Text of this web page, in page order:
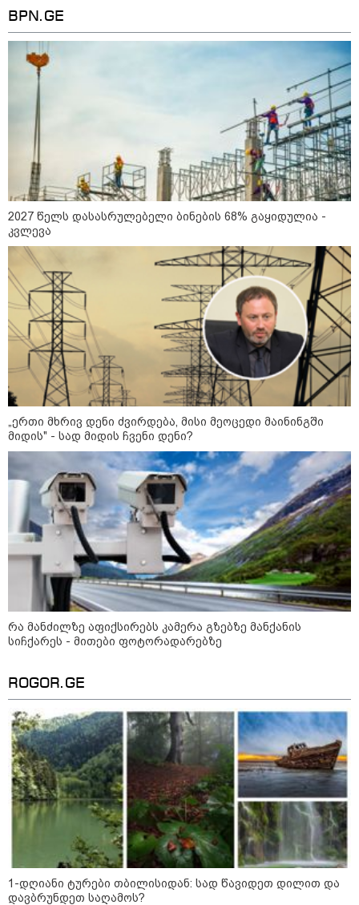
14:23 / 05-08-2026
ევროპელმა და რუსმა ყოფილმა
მაღალჩინოსნებმა უკრაინაში ომთან
დაკავშირებით მოლაპარაკებები
გამართეს - რა არის ცნობილი
შეხვედრაზე
09:55 / 05-08-2026
მორიგი თავდასხმა Wildberries-
ის საწყობზე - დრონებით
თავდასხმის შემდეგ, ტულას
ოლქში მდებარე საწყობში
ხანძარია
09:12 / 05-08-2026
14 გარდაცვლილი, 22
დაშავებული, მასშტაბური
ხანძარი - რუსეთმა კიევზე
იერიში ბალისტიკური
რაკეტებით მიიტანა
14:13 / 04-08-2026
მორიგი თავდასხმა რუსეთში,
ნავთობგადამამუშავებელ
ქარხანაზე - რა დეტალებია
ცნობილი
09:20 / 04-08-2026
შვიდი გარდაცვლილი და 40
დაშავებული - რუსეთში
აცხადებენ, რომ უკრაინული
კატეგორიის ყველა სიახლე
მასწავლებელ გიგა ავალიანის
საქმეზე დაკავებული ნია იმნაძე
კლინიკაში გადაჰყავთ
BPN.GE
2027 წელს დასასრულებელი ბინების 68% გაყიდულია -
კვლევა
„ერთი მხრივ დენი ძვირდება, მისი მეოცედი მაინინგში
მიდის" - სად მიდის ჩვენი დენი?
რა მანძილზე აფიქსირებს კამერა გზებზე მანქანის
სიჩქარეს - მითები ფოტორადარებზე
ROGOR.GE
1-დღიანი ტურები თბილისიდან: სად წავიდეთ დილით და
დავბრუნდეთ საღამოს?